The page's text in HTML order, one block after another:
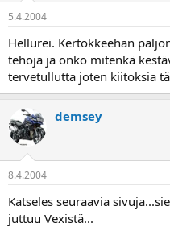
t
e
l
u
n
a
l
o
i
t
t
a
j
a
p
ä
v
ä
5.4.2004
Hellurei. Kertokkeehan
tehoja ja onko mitenkä
tervetullutta joten kiitoksia
demsey
8.4.2004
Katseles seuraavia
juttuu Vexistä...